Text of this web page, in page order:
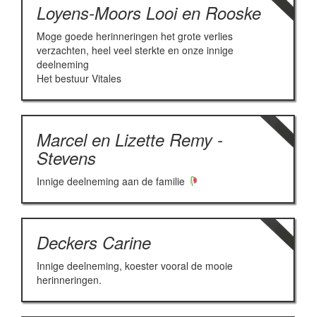
Loyens-Moors Looi en Rooske
Moge goede herinneringen het grote verlies
verzachten, heel veel sterkte en onze innige
deelneming
Het bestuur Vitales
Marcel en Lizette Remy -
Stevens
Innige deelneming aan de familie
Deckers Carine
Innige deelneming, koester vooral de mooie
herinneringen.